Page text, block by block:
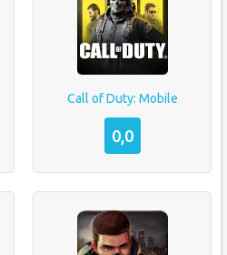
Call of Duty: Mobile
0,0